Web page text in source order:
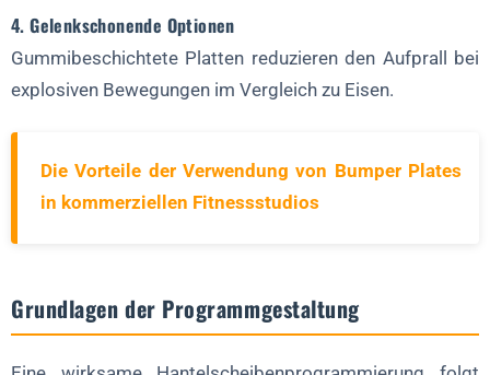
3. Dynamische Bewerbung (4 Wochen)
4. Entlastung/Neubewertung (1-2 Wochen)
Abschließende Überlegungen: Platten als
4. Gelenkschonende Optionen
Gummibeschichtete Platten reduzieren den Aufprall bei
explosiven Bewegungen im Vergleich zu Eisen.
Die Vorteile der Verwendung von Bumper Plates
in kommerziellen Fitnessstudios
Grundlagen der Programmgestaltung